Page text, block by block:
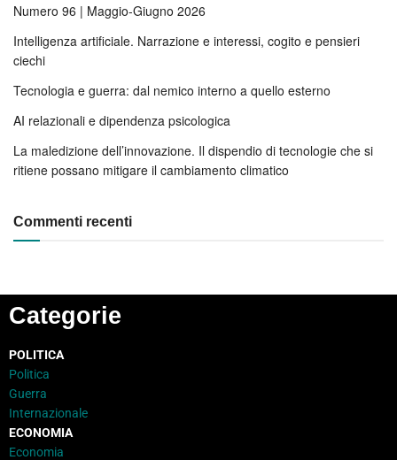
Numero 96 | Maggio-Giugno 2026
Intelligenza artificiale. Narrazione e interessi, cogito e pensieri
ciechi
Tecnologia e guerra: dal nemico interno a quello esterno
AI relazionali e dipendenza psicologica
La maledizione dell’innovazione. Il dispendio di tecnologie che si
ritiene possano mitigare il cambiamento climatico
Commenti recenti
Categorie
POLITICA
Politica
Guerra
Internazionale
ECONOMIA
Economia